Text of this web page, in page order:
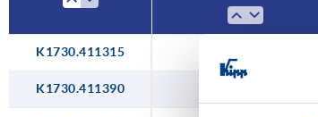
31,65
3,75 - 4,50
K1730.411315
K1730.411390